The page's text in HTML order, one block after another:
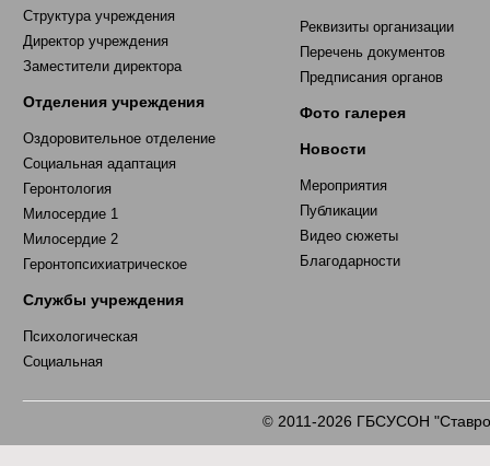
Структура учреждения
Директор учреждения
Заместители директора
Отделения учреждения
Оздоровительное отделение
Социальная адаптация
Геронтология
Милосердие 1
Милосердие 2
Геронтопсихиатрическое
Службы учреждения
Психологическая
Социальная
Реквизиты организации
Перечень документов
Предписания органов
Фото галерея
Новости
Мероприятия
Публикации
Видео сюжеты
Благодарности
©2011-2026 ГБСУСОН